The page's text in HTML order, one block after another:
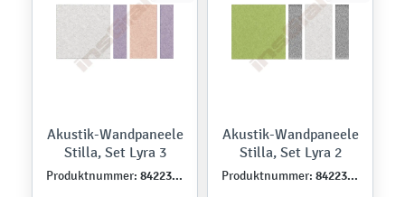
Akustik-Wandpaneele
Stilla, Set Lyra 3
Produktnummer: 842230-3
Akustik-Wandpaneele
Stilla, Set Lyra 2
Produktnummer: 842230-2